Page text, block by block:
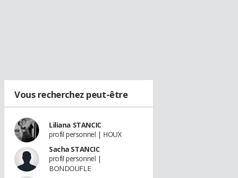
Vous recherchez peut-être
Liliana STANCIC
profil personnel | HOUX
Sacha STANCIC
profil personnel |
BONDOUFLE